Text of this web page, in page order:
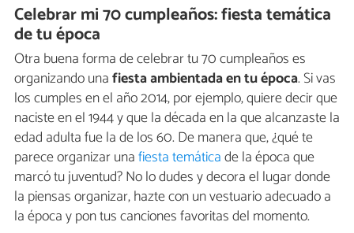
Celebrar mi 70 cumpleaños: fiesta temática
de tu época
Otra buena forma de celebrar tu 70 cumpleaños es
organizando unafiesta ambientada en tu época. Si vas
los cumples en el año 2014, por ejemplo, quiere decir que
naciste en el 1944 y que la década en la que alcanzaste la
edad adulta fue la de los 60. De manera que, ¿qué te
parece organizar unafiesta temáticade la época que
marcó tu juventud? No lo dudes y decora el lugar donde
la piensas organizar, hazte con un vestuario adecuado a
la época y pon tus canciones favoritas del momento.